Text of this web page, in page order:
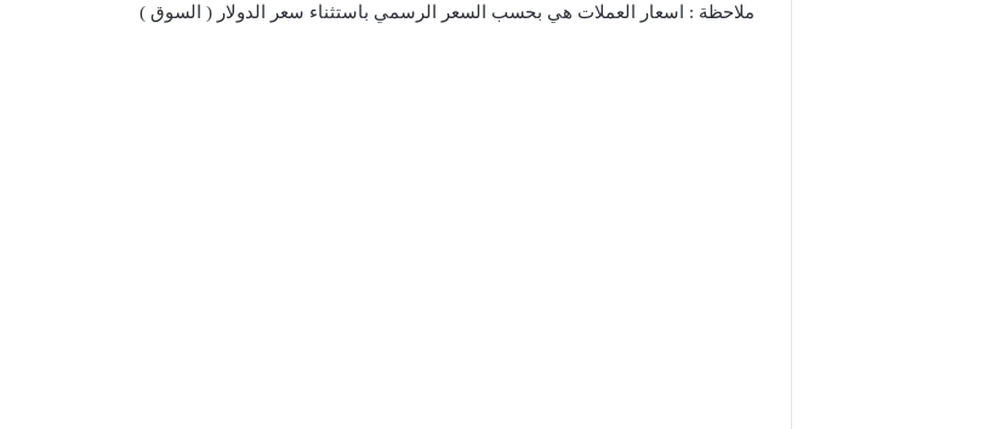
ملاحظة : اسعار العملات هي بحسب السعر الرسمي باستثناء سعر الدولار ( السوق )